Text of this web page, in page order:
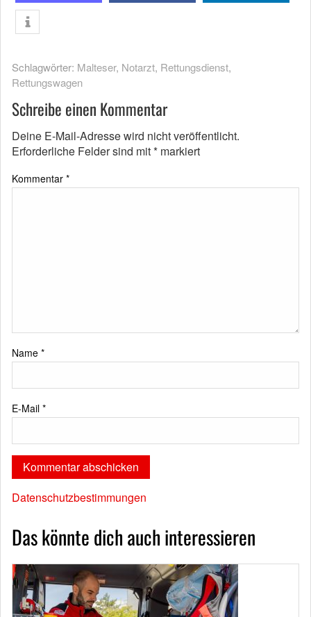
Schlagwörter: Malteser, Notarzt, Rettungsdienst,
Rettungswagen
Schreibe einen Kommentar
Deine E-Mail-Adresse wird nicht veröffentlicht.
Erforderliche Felder sind mit* markiert
Kommentar *
Name *
E-Mail *
Datenschutzbestimmungen
Das könnte dich auch interessieren